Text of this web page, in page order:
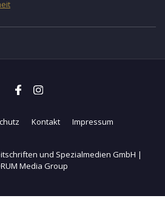
Kontakt Impressum
und Spezialmedien GmbH |
Media Group